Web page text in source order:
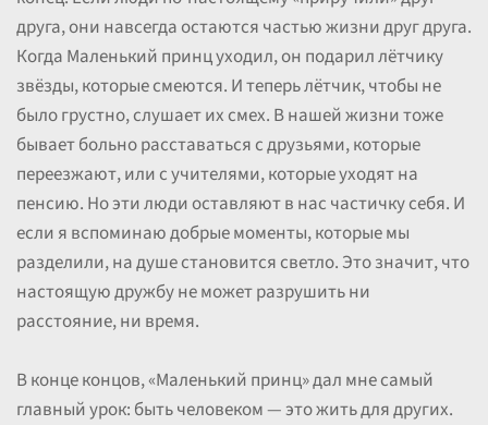
друга, они навсегда остаются частью жизни друг друга.
Когда Маленький принц уходил, он подарил лётчику
звёзды, которые смеются. И теперь лётчик, чтобы не
было грустно, слушает их смех. В нашей жизни тоже
бывает больно расставаться с друзьями, которые
переезжают, или с учителями, которые уходят на
пенсию. Но эти люди оставляют в нас частичку себя. И
если я вспоминаю добрые моменты, которые мы
разделили, на душе становится светло. Это значит, что
настоящую дружбу не может разрушить ни
расстояние, ни время.
В конце концов, «Маленький принц» дал мне самый
главный урок: быть человеком — это жить для других.